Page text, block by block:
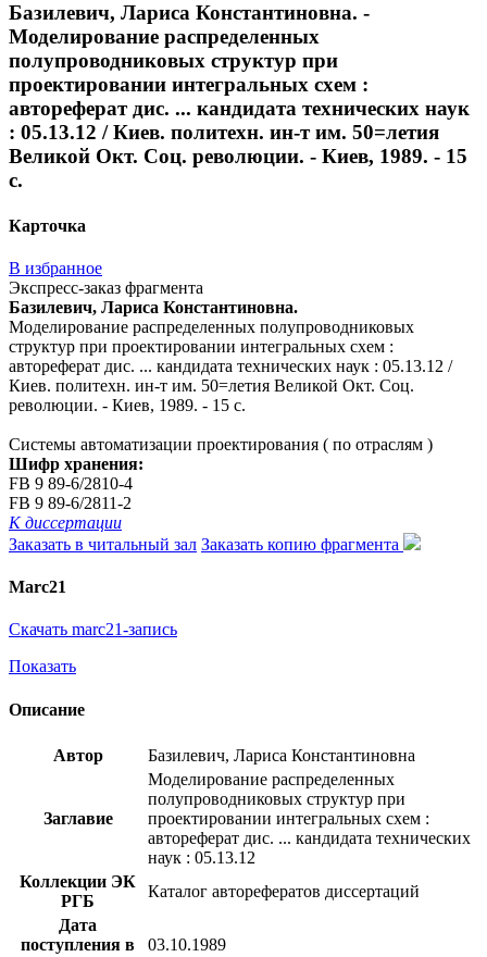
Базилевич, Лариса Константиновна. -
Моделирование распределенных
полупроводниковых структур при
проектировании интегральных схем :
автореферат дис. ... кандидата технических наук
: 05.13.12 / Киев. политехн. ин-т им. 50=летия
Великой Окт. Соц. революции. - Киев, 1989. - 15
с.
Карточка
В избранное
Экспресс-заказ фрагмента
Базилевич, Лариса Константиновна.
Моделирование распределенных полупроводниковых
структур при проектировании интегральных схем :
автореферат дис. ... кандидата технических наук : 05.13.12 /
Киев. политехн. ин-т им. 50=летия Великой Окт. Соц.
революции. - Киев, 1989. - 15 с.
Системы автоматизации проектирования ( по отраслям )
Шифр хранения:
FB 9 89-6/2810-4
FB 9 89-6/2811-2
К диссертации
Заказать в читальный зал Заказать копию фрагмента
Marc21
Скачать marc21-запись
Показать
Описание
Автор Базилевич, Лариса Константиновна
Заглавие
Моделирование распределенных
полупроводниковых структур при
проектировании интегральных схем :
автореферат дис. ... кандидата технических
наук : 05.13.12
Коллекции ЭК
РГБ
Каталог авторефератов диссертаций
Дата
поступления в
03.10.1989